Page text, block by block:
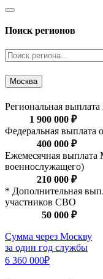
Поиск регионов
Москва
Региональная выплата
1 900 000 ₽
Федеральная
400 000 ₽
Ежемесячная
военнослужащего)
210 000 ₽
* Дополнительная
участников СВО
50 000 ₽
Сумма через Москву
за один год службы
6 360 000₽